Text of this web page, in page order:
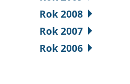
Rok 2008
Rok 2007
Rok 2006